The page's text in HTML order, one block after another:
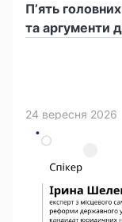
П’ять
та аргументи
24 вересня 2026